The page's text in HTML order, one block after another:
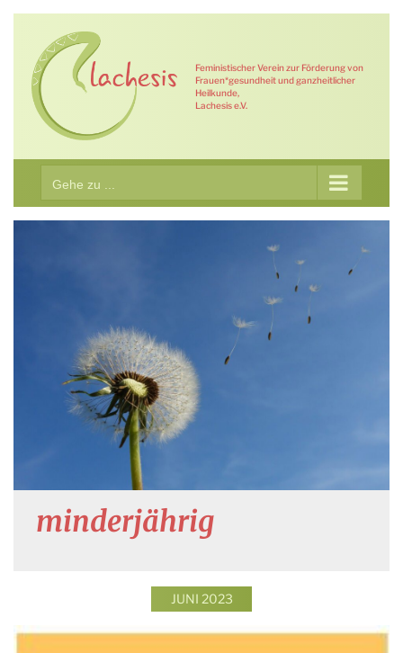
Zum
springen
Feministischer Verein zur Förderung von
Frauen*gesundheit und ganzheitlicher
Heilkunde,
Lachesis e.V.
Gehe zu ...
minderjährig
JUNI 2023